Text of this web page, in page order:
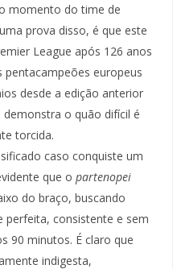
momento do time de
prova disso, é que este
League após 126 anos
pentacampeões europeus
desde a edição anterior
o quão difícil é
torcida.
caso conquiste um
que o partenopei
do braço, buscando
perfeita, consistente e sem
90 minutos. É claro que
indigesta,